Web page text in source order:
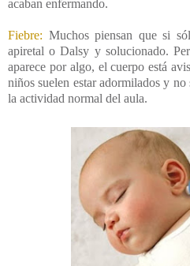
acaban enfermando.
Fiebre: Muchos piensan que si
apiretal o Dalsy y solucionado.
aparece por algo, el cuerpo está
niños suelen estar adormilados y
la actividad normal del aula.